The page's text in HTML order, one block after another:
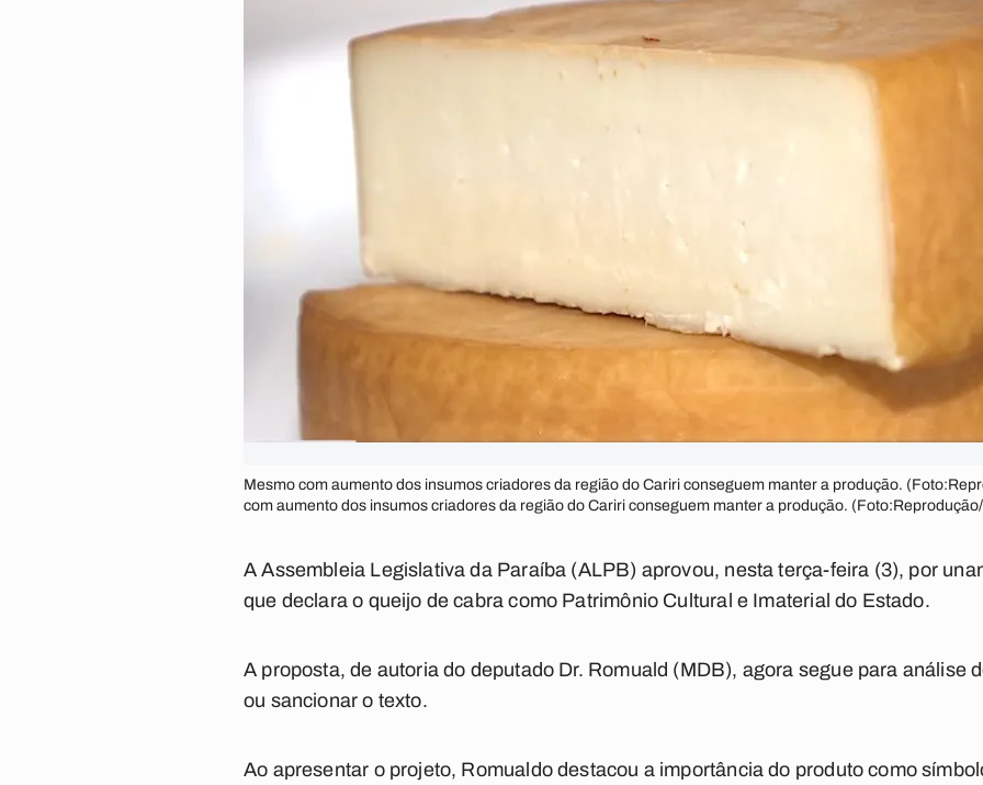
Mesmo com aumento dos insumos criadores da região do Cariri conseguem manter a produção.
com aumento dos insumos criadores da região do Cariri conseguem manter a produção.
A Assembleia Legislativa da Paraíba (ALPB) aprovou, nesta terça-feira (3), por
que declara o queijo de cabra como Patrimônio Cultural e Imaterial do Estado.
A proposta, de autoria do deputado Dr. Romuald (MDB), agora segue para análise
ou sancionar o texto.
Ao apresentar o projeto, Romualdo destacou a importância do produto como